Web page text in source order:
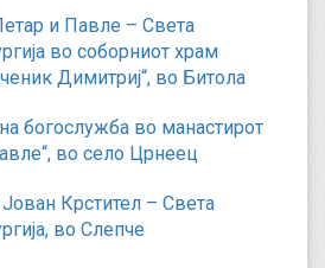
и Павле – Света
во соборниот храм
Димитриј“, во Битола
богослужба во манастирот
во село Црнеец
Крстител – Света
во Слепче